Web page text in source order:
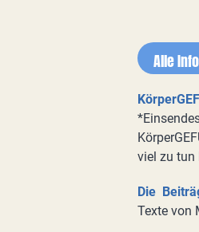
Alle
viel zu tun
Die
Texte von